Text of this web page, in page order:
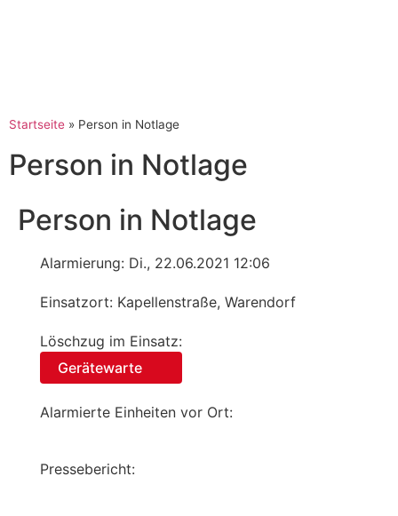
Startseite » Person in Notlage
Person in Notlage
Person in Notlage
Alarmierung: Di., 22.06.2021 12:06
Einsatzort: Kapellenstraße, Warendorf
Löschzug im Einsatz:
Gerätewarte
Alarmierte Einheiten vor Ort:
Pressebericht: